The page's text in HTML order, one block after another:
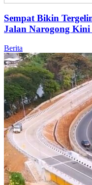
Sempat Bikin
Jalan Narogong Kini
Berita